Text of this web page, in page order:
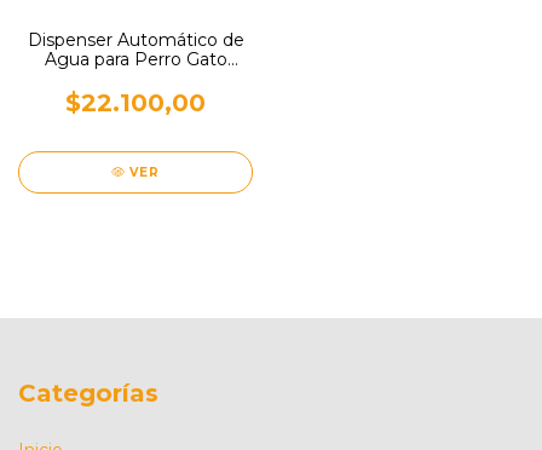
Dispenser Automático de
Agua para Perro Gato
$22.100,00
VER
Categorías